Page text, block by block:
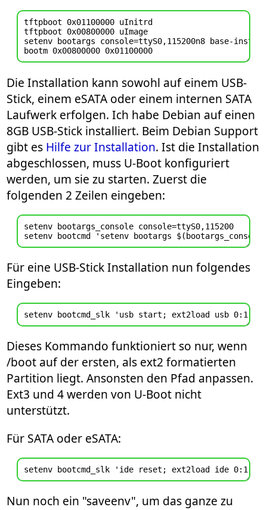
tftpboot 0x01100000 uInitrd
tftpboot 0x00800000 uImage
setenv bootargs console=ttyS0,115200n8 base-
Die Installation kann sowohl auf einem USB-
Stick, einem eSATA oder einem internen SATA
Laufwerk erfolgen. Ich habe Debian auf einen
8GB USB-Stick installiert. Beim Debian Support
gibt es Hilfe zur Installation. Ist die Installation
abgeschlossen, muss U-Boot konfiguriert
werden, um sie zu starten. Zuerst die
folgenden 2 Zeilen eingeben:
setenv bootargs_console console=ttyS0,115200
Für eine USB-Stick Installation nun folgendes
Eingeben:
Dieses Kommando funktioniert so nur, wenn
/boot auf der ersten, als ext2 formatierten
Partition liegt. Ansonsten den Pfad anpassen.
Ext3 und 4 werden von U-Boot nicht
unterstützt.
Für SATA oder eSATA:
Nun noch ein "saveenv", um das ganze zu